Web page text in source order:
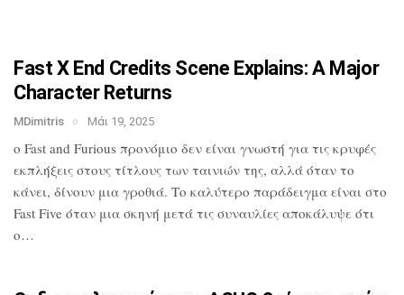
Fast X End Credits Scene Explains: AMajor
Character Returns
MDimitris Μάι 19, 2025
ο Fast and Furious προνόμιο δεν είναι γνωστή για τις κρυφές
εκπλήξεις στους τίτλους των ταινιών της, αλλά όταν το
κάνει, δίνουν μια γροθιά. Το καλύτερο παράδειγμα είναι στο
Fast Five όταν μια σκηνή μετά τις συναυλίες αποκάλυψε ότι
ο…